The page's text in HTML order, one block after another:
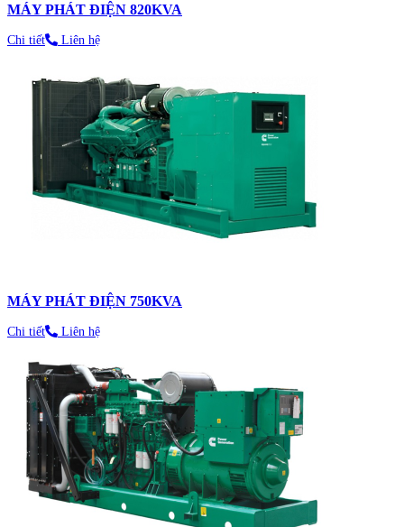
MÁY PHÁT ĐIỆN 820KVA
Chi tiết Liên hệ
MÁY PHÁT ĐIỆN 750KVA
Chi tiết Liên hệ